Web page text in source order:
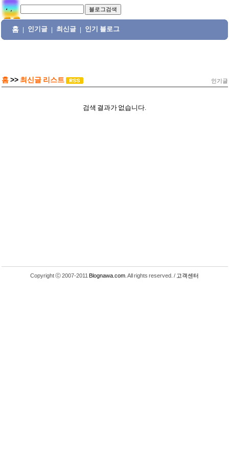
홈 인기글 최신글 인기 블로그
홈 >> 최신글 리스트 인기글
검색 결과가 없습니다.
Copyright ⓒ 2007-2011 Blognawa.com . All rights reserved. / 고객센터